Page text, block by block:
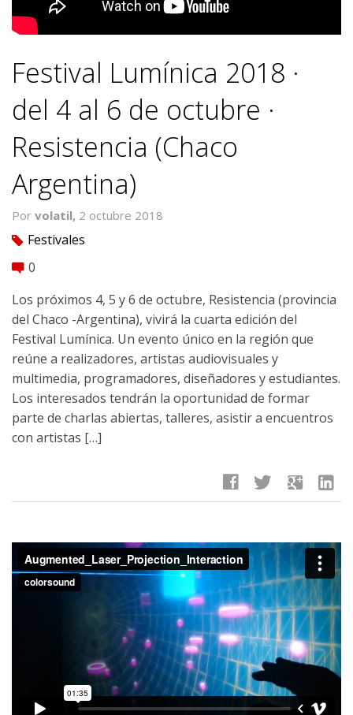
Festival Lumínica 2018 ·
del 4 al 6 de octubre ·
Resistencia (Chaco
Argentina)
Por volatil, 2 octubre 2018
tag Festivales
comment 0
Los próximos 4, 5 y 6 de octubre, Resistencia (provincia
del Chaco -Argentina), vivirá la cuarta edición del
Festival Lumínica. Un evento único en la región que
reúne a realizadores, artistas audiovisuales y
multimedia, programadores, diseñadores y estudiantes.
Los interesados tendrán la oportunidad de formar
parte de charlas abiertas, talleres, asistir a encuentros
con artistas […]
facebook twitter google linkedin